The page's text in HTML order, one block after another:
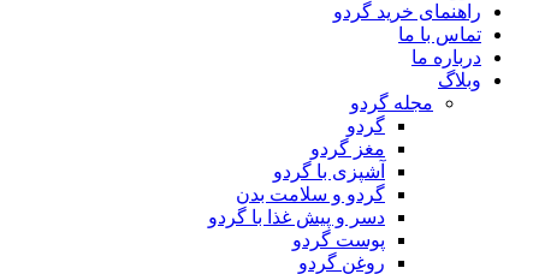
راهنمای خرید گردو
تماس با ما
درباره ما
وبلاگ
مجله گردو
گردو
مغز گردو
آشپزی با گردو
گردو و سلامت بدن
دسر و پیش غذا با گردو
پوست گردو
روغن گردو